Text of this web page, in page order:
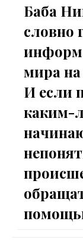
Баба
словно
мира
И если
каким-